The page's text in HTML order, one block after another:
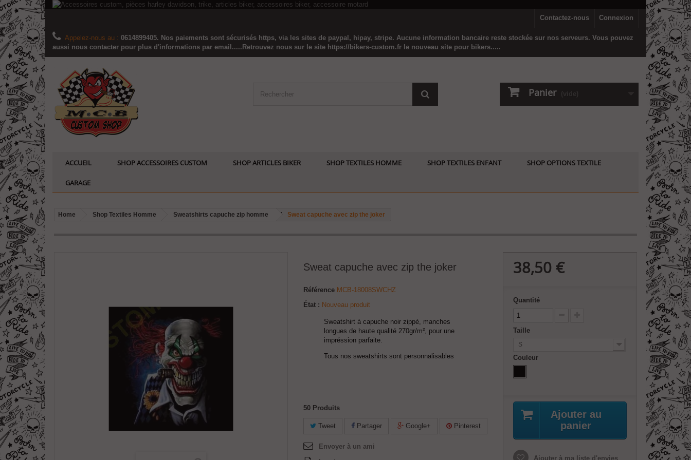
Connexion
Contactez-nous
Appelez-nous au : 0614899405. Nos paiements sont sécurisés https, via les sites de paypal, hipay, stripe. Aucune information bancaire reste stockée sur nos serveurs. Vous pouvez
aussi nous contacter pour plus d'informations par email.....Retrouvez nous sur le site https://bikers-custom.fr le nouveau site pour bikers.....
Panier (vide)
ACCUEIL SHOP ACCESSOIRES CUSTOM SHOP ARTICLES BIKER SHOP TEXTILES HOMME SHOP TEXTILES ENFANT SHOP OPTIONS TEXTILE
GARAGE
Home Shop Textiles Homme Sweatshirts capuche zip homme Sweat capuche avec zip the joker
Sweat capuche avec zip the joker
Référence MCB-18008SWCHZ
État : Nouveau produit
Sweatshirt à capuche noir zippé, manches
longues de haute qualité 270gr/m², pour une
impréssion parfaite.
Tous nos sweatshirts sont personnalisables
50 Produits
Tweet Partager Google+ Pinterest
Envoyer à un ami
38,50 €
Quantité
Taille
S
Couleur
Ajouter au
panier
Ajouter à ma liste d'envies